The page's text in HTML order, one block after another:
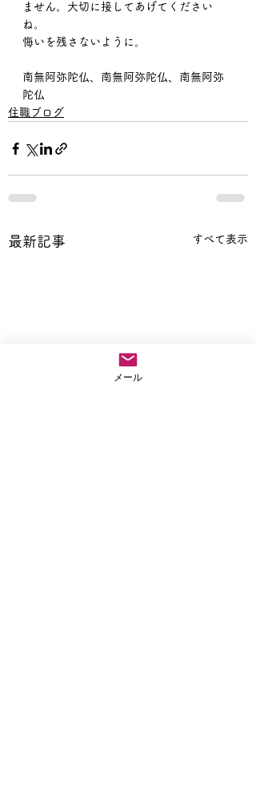
ません。大切に接してあげてください
ね。
悔いを残さないように。
南無阿弥陀仏、南無阿弥陀仏、南無阿弥
陀仏
住職ブログ
最新記事 すべて表示
メール